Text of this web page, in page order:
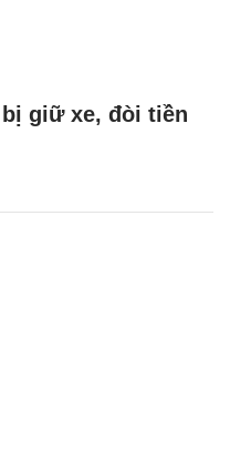
giữ xe, đòi tiền